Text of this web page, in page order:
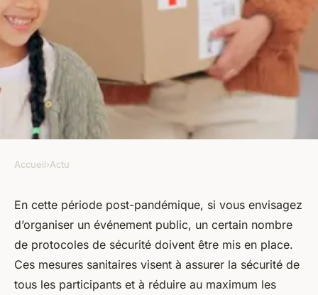
Quels sont les protocoles de
sécurité pour organiser un
événement public en période
post-pandémique?
Accueil›Actu
En cette période post-pandémique, si vous envisagez
d’organiser un événement public, un certain nombre
de protocoles de sécurité doivent être mis en place.
Ces mesures sanitaires visent à assurer la sécurité de
tous les participants et à réduire au maximum les